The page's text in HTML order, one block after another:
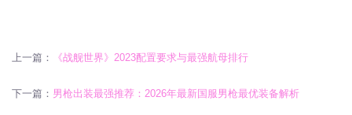
上一篇： 《战舰世界》2023配置要求与最强航母排行
下一篇： 男枪出装最强推荐：2026年最新国服男枪最优装备解析